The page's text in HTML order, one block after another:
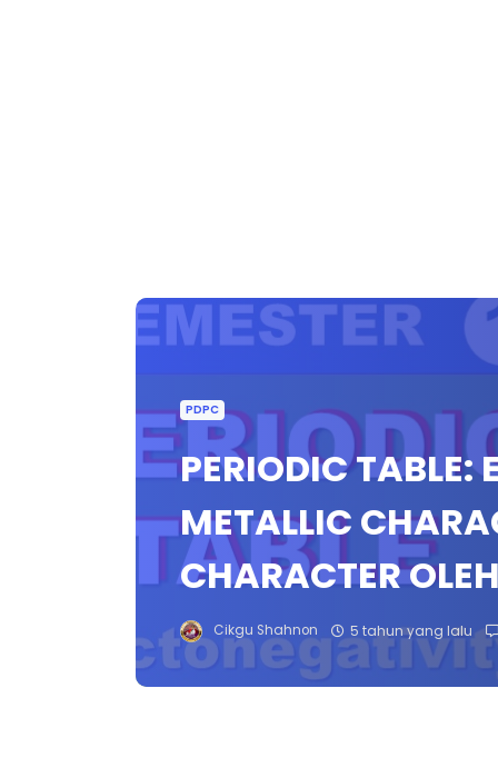
PDPC
PERIODIC TABLE:
METALLIC
CHARACTER
Cikgu Shahnon 5 tahun yang lalu